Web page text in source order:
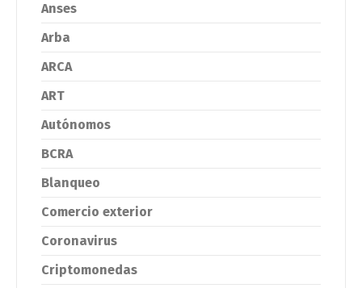
Anses
Arba
ARCA
ART
Autónomos
BCRA
Blanqueo
Comercio exterior
Coronavirus
Criptomonedas